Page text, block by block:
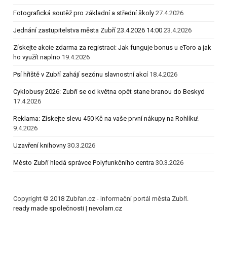
Fotografická soutěž pro základní a střední školy 27.4.2026
Jednání zastupitelstva města Zubří 23.4.2026 14:00 23.4.2026
Získejte akcie zdarma za registraci: Jak funguje bonus u eToro a jak
ho využít naplno 19.4.2026
Psí hřiště v Zubří zahájí sezónu slavnostní akcí 18.4.2026
Cyklobusy 2026: Zubří se od května opět stane branou do Beskyd
17.4.2026
Reklama: Získejte slevu 450 Kč na vaše první nákupy na Rohlíku!
9.4.2026
Uzavření knihovny 30.3.2026
Město Zubří hledá správce Polyfunkčního centra 30.3.2026
Copyright © 2018 Zubřan.cz - Informační portál města Zubří.
ready made společnosti | nevolam.cz